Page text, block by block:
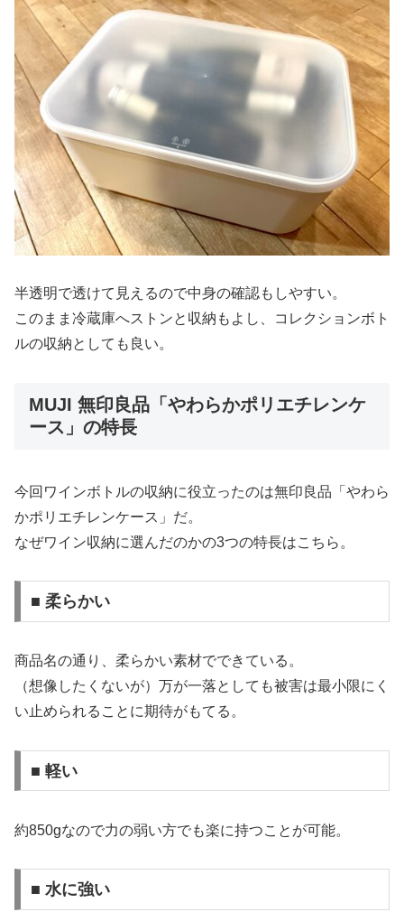
半透明で透けて見えるので中身の確認もしやすい。
このまま冷蔵庫へストンと収納もよし、コレクションボト
ルの収納としても良い。
MUJI 無印良品「やわらかポリエチレンケ
ース」の特長
今回ワインボトルの収納に役立ったのは無印良品「やわら
かポリエチレンケース」だ。
なぜワイン収納に選んだのかの3つの特長はこちら。
■ 柔らかい
商品名の通り、柔らかい素材でできている。
（想像したくないが）万が一落としても被害は最小限にく
い止められることに期待がもてる。
■ 軽い
約850gなので力の弱い方でも楽に持つことが可能。
■ 水に強い